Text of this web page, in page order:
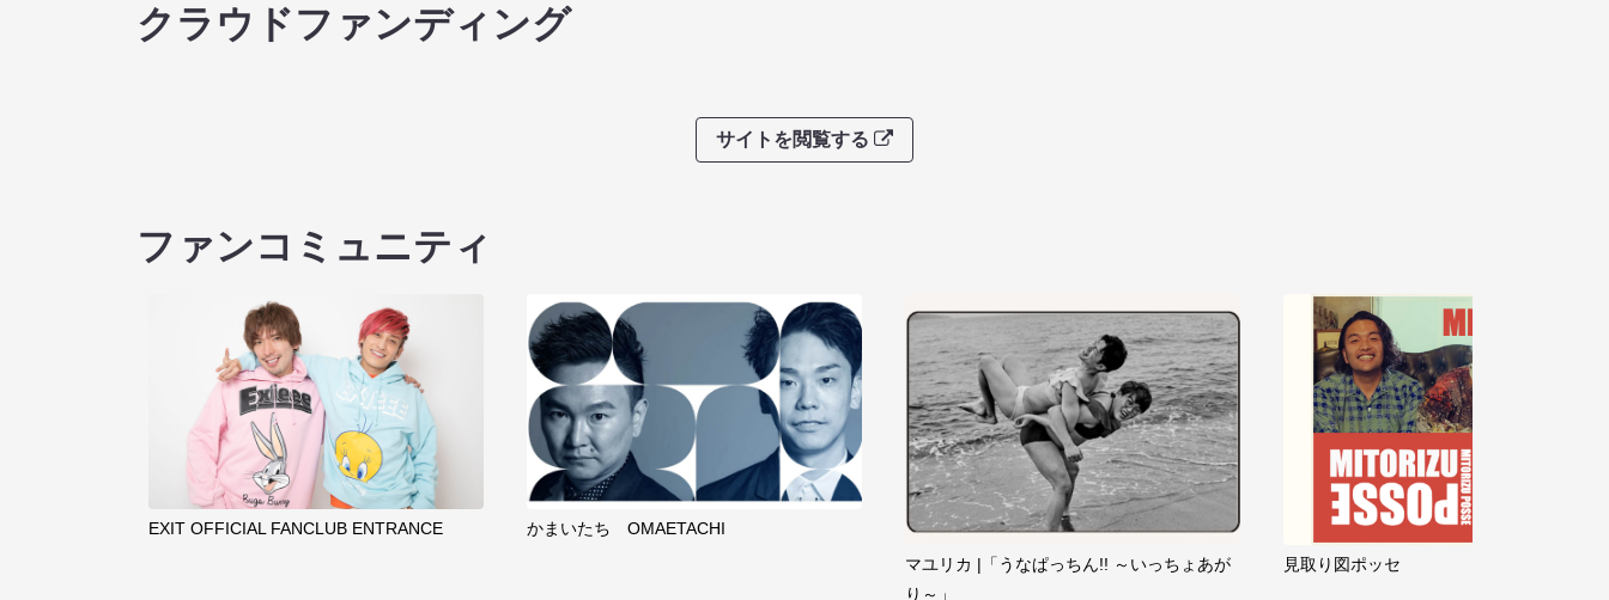
クラウドファンディング
サイトを閲覧する
ファンコミュニティ
EXIT OFFICIAL FANCLUB ENTRANCE
かまいたち OMAETACHI
マユリカ |「うなぱっちん!! ～いっちょあが
り～」
見取り図ポッセ